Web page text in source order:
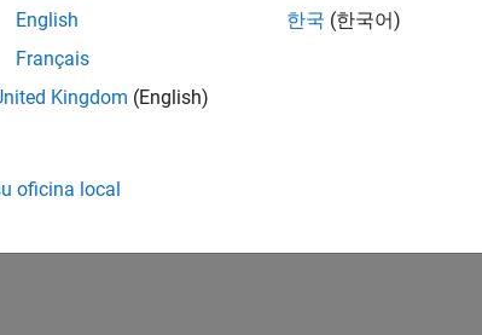
English
Français
Kingdom (English)
한국 (한국어)
oficina local